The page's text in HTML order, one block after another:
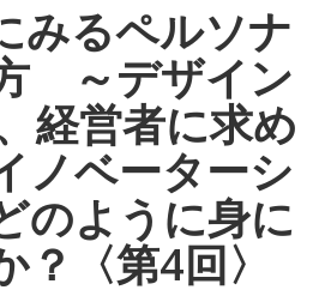
みるペルソナ
～デザイン
経営者に求め
ノベーターシ
のように身に
？〈第4回〉